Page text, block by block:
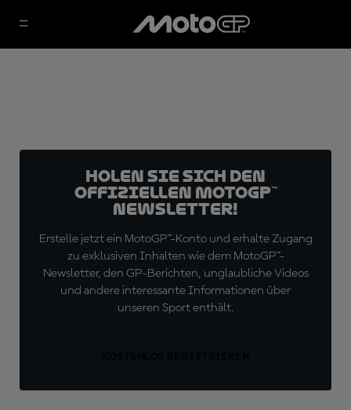
Holen Sie sich den
offiziellen MotoGP™
Newsletter!
Erstelle jetzt ein MotoGP™-Konto und erhalte Zugang
zu exklusiven Inhalten wie dem MotoGP™-
Newsletter, den GP-Berichten, unglaubliche Videos
und andere interessante Informationen über
unseren Sport enthält.